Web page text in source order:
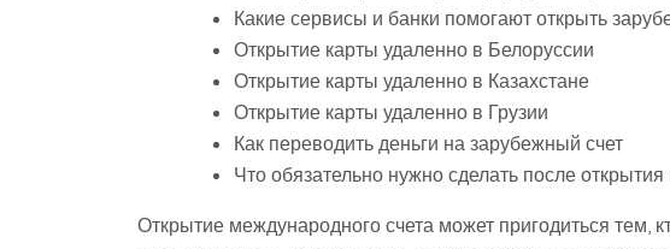
Какие сервисы и банки помогают открыть
Открытие карты удаленно в Белоруссии
Открытие карты удаленно в Казахстане
Открытие карты удаленно в Грузии
Как переводить деньги на зарубежный счет
Что обязательно нужно сделать после
Открытие международного счета может пригодиться тем,